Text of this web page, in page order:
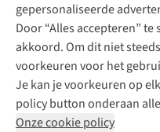
gepersonaliseerde
Door “Alles accepteren”
akkoord. Om dit niet
voorkeuren voor het
Je kan je voorkeuren op
policy button onderaan
Onze cookie policy
Disclaimer Privacy